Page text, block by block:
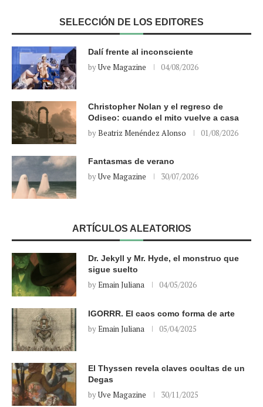
SELECCIÓN DE LOS EDITORES
Dalí frente al inconsciente
byUve Magazine 04/08/2026
Christopher Nolan y el regreso de
Odiseo: cuando el mito vuelve a casa
byBeatriz Menéndez Alonso 01/08/2026
Fantasmas de verano
byUve Magazine 30/07/2026
ARTÍCULOS ALEATORIOS
Dr. Jekyll y Mr. Hyde, el monstruo que
sigue suelto
byEmain Juliana 04/05/2026
IGORRR. El caos como forma de arte
byEmain Juliana 05/04/2025
El Thyssen revela claves ocultas de un
Degas
byUve Magazine 30/11/2025